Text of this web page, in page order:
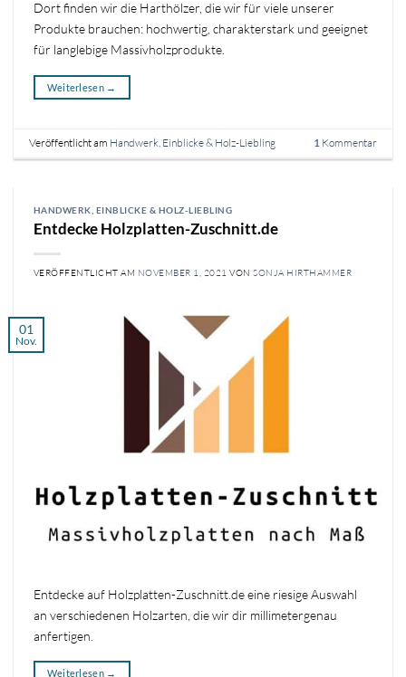
Dort finden wir die Harthölzer, die wir für viele unserer
Produkte brauchen: hochwertig, charakterstark und geeignet
für langlebige Massivholzprodukte.
Weiterlesen →
Veröffentlicht am Handwerk, Einblicke & Holz-Liebling 1 Kommentar
HANDWERK, EINBLICKE & HOLZ-LIEBLING
Entdecke Holzplatten-Zuschnitt.de
VERÖFFENTLICHT AM NOVEMBER 1, 2021 VONSONJA HIRTHAMMER
01
Nov.
Entdecke auf Holzplatten-Zuschnitt.de eine riesige Auswahl
an verschiedenen Holzarten, die wir dir millimetergenau
anfertigen.
Weiterlesen →